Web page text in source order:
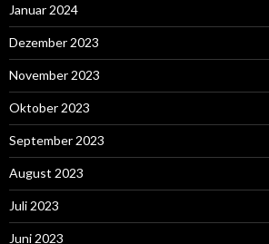
Januar 2024
Dezember 2023
November 2023
Oktober 2023
September 2023
August 2023
Juli 2023
Juni 2023